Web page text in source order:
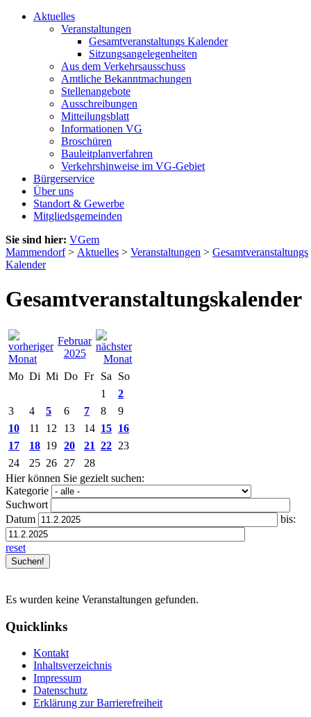
Aktuelles
Veranstaltungen
Gesamtveranstaltungs Kalender
Sitzungsangelegenheiten
Aus dem Verkehrsausschuss
Amtliche Bekanntmachungen
Stellenangebote
Ausschreibungen
Mitteilungsblatt
Informationen VG
Broschüren
Bauleitplanverfahren
Verkehrshinweise im VG-Gebiet
Bürgerservice
Über uns
Standort & Gewerbe
Mitgliedsgemeinden
Sie sind hier: VGem
Mammendorf> Aktuelles > Veranstaltungen > Gesamtveranstaltungs
Kalender
Gesamtveranstaltungskalender
Februar
2025
Mo Di Mi Do Fr Sa
So
1
2
3
4 5 6 7 8
9
10
11 12 13 14 15 16
17
18 19 20 21 22 23
24
25 26 27
28
Hier können Sie gezielt suchen:
Kategorie
Suchwort
Datum
bis:
reset
Es wurden keine Veranstaltungen gefunden.
Quicklinks
Kontakt
Inhaltsverzeichnis
Impressum
Datenschutz
Erklärung zur Barrierefreiheit